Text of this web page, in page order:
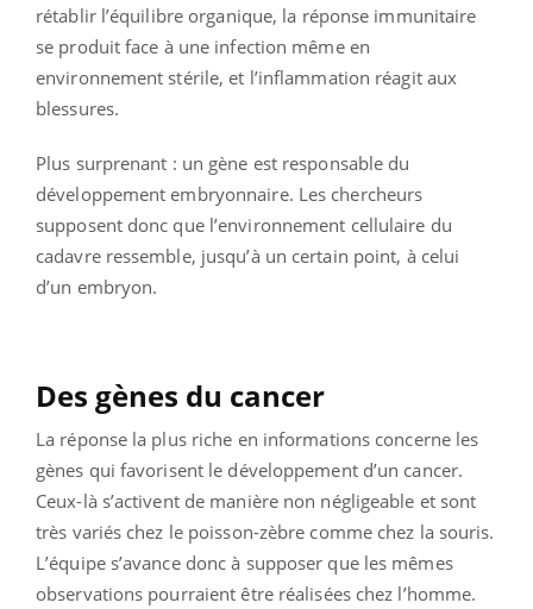
rétablir l’équilibre organique, la réponse immunitaire
se produit face à une infection même en
environnement stérile, et l’inflammation réagit aux
blessures.
Plus surprenant : un gène est responsable du
développement embryonnaire. Les chercheurs
supposent donc que l’environnement cellulaire du
cadavre ressemble, jusqu’à un certain point, à celui
d’un embryon.
Des gènes du cancer
La réponse la plus riche en informations concerne les
gènes qui favorisent le développement d’un cancer.
Ceux-là s’activent de manière non négligeable et sont
très variés chez le poisson-zèbre comme chez la souris.
L’équipe s’avance donc à supposer que les mêmes
observations pourraient être réalisées chez l’homme.